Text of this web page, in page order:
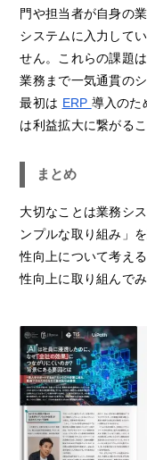
門や担当者が自身の
システムに入力して
せん。これらの課題
業務まで一気通貫の
最初は ERP 導入のた
は利益拡大に繋がる
まとめ
大切なことは業務シ
ンプルな取り組み」
性向上について考え
性向上に取り組んで